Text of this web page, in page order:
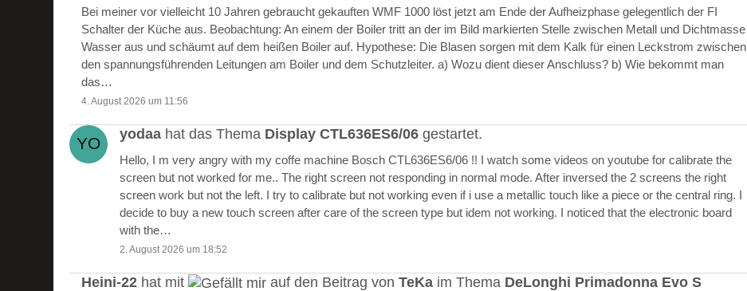
Bei meiner vor vielleicht 10 Jahren gebraucht gekauften WMF 1000 löst jetzt am Ende der Aufheizphase gelegentlich der FI
Schalter der Küche aus. Beobachtung: An einem der Boiler tritt an der im Bild markierten Stelle zwischen Metall und Dichtmasse
Wasser aus und schäumt auf dem heißen Boiler auf. Hypothese: Die Blasen sorgen mit dem Kalk für einen Leckstrom zwischen
den spannungsführenden Leitungen am Boiler und dem Schutzleiter. a) Wozu dient dieser Anschluss? b) Wie bekommt man
das…
4. August 2026 um 11:56
yodaa hat das Thema Display CTL636ES6/06 gestartet.
Hello, I m very angry with my coffe machine Bosch CTL636ES6/06 !! I watch some videos on youtube for calibrate the
screen but not worked for me.. The right screen not responding in normal mode. After inversed the 2 screens the right
screen work but not the left. I try to calibrate but not working even if i use a metallic touch like a piece or the central ring. I
decide to buy a new touch screen after care of the screen type but idem not working. I noticed that the electronic board
with the…
2. August 2026 um 18:52
Heini-22 hat mit auf den Beitrag vonTeKa im Thema DeLonghi Primadonna Evo S